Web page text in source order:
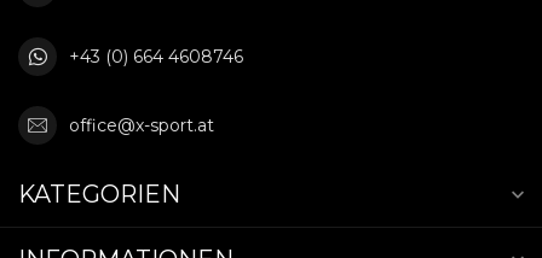
+43 (0) 664 4608746
office@x-sport.at
KATEGORIEN